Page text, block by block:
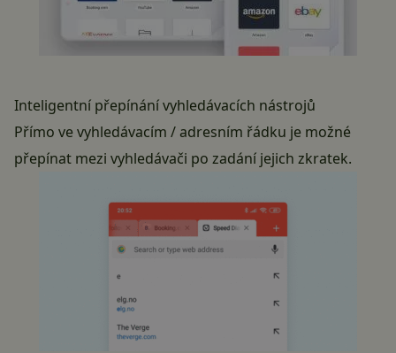
Inteligentní přepínání vyhledávacích nástrojů
Přímo ve vyhledávacím / adresním řádku je možné
přepínat mezi vyhledávači po zadání jejich zkratek.